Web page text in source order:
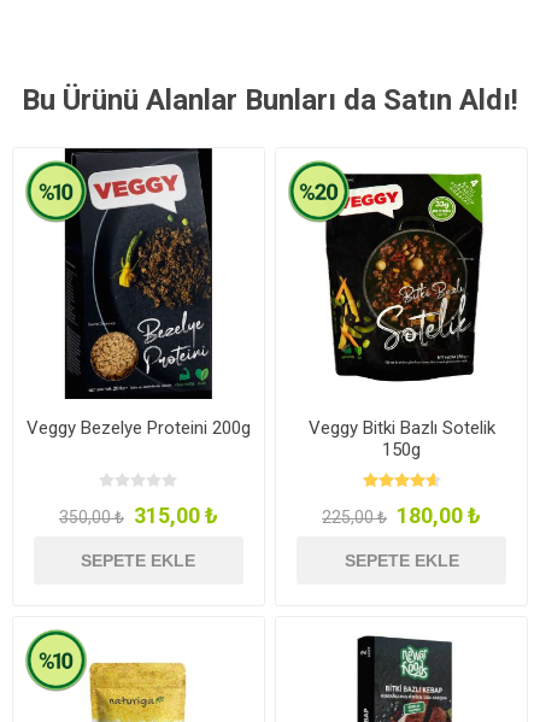
Bu Ürünü Alanlar Bunları da Satın Aldı!
Veggy Bezelye Proteini 200g
350,00 ₺ 315,00 ₺
SEPETE EKLE
Veggy Bitki Bazlı Sotelik
150g
225,00 ₺ 180,00 ₺
SEPETE EKLE